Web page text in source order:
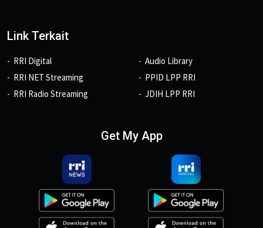
Link Terkait
RRI Digital
RRI NET Streaming
RRI Radio Streaming
Audio Library
PPID LPP RRI
JDIH LPP RRI
Get My App